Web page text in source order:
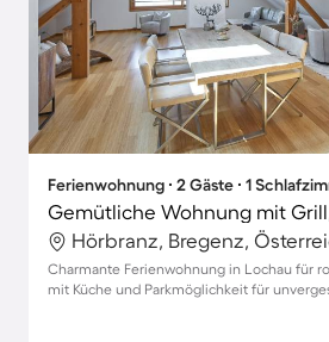
Ferienwohnung ∙ 2 Gäste ∙ 1
Hörbranz, Bregenz,
Charmante Ferienwohnung in Lochau für
mit Küche und Parkmöglichkeit für